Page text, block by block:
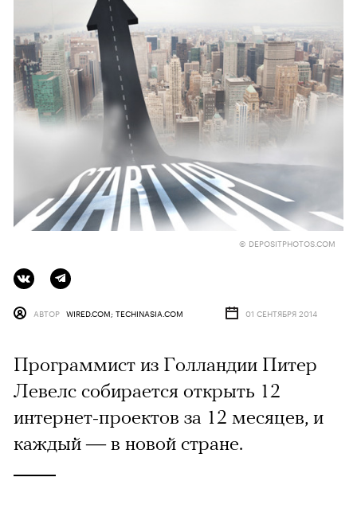
© DEPOSITPHOTOS.COM
АВТОР WIRED.COM; TECHINASIA.COM 01 СЕНТЯБРЯ 2014
Программист из Голландии Питер
Левелс собирается открыть 12
интернет-проектов за 12 месяцев, и
каждый — в новой стране.